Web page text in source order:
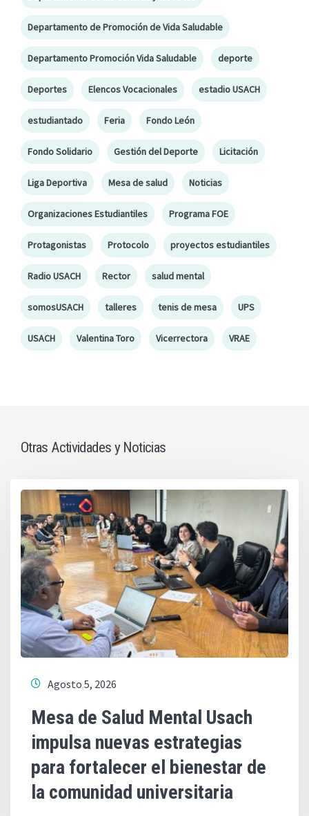
Departamento de Promoción de Vida Saludable
Departamento Promoción Vida Saludable deporte
Deportes Elencos Vocacionales estadio USACH
estudiantado Feria Fondo León
Fondo Solidario Gestión del Deporte Licitación
Liga Deportiva Mesa de salud Noticias
Organizaciones Estudiantiles Programa FOE
Protagonistas Protocolo proyectos estudiantiles
Radio USACH Rector salud mental
somosUSACH talleres tenis de mesa UPS
USACH Valentina Toro Vicerrectora VRAE
Otras Actividades y Noticias
Agosto 5, 2026
Mesa de Salud Mental Usach
impulsa nuevas estrategias
para fortalecer el bienestar de
la comunidad universitaria